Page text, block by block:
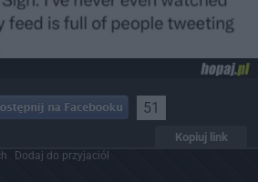
51
Kopiuj link
Dodaj do przyjaciół